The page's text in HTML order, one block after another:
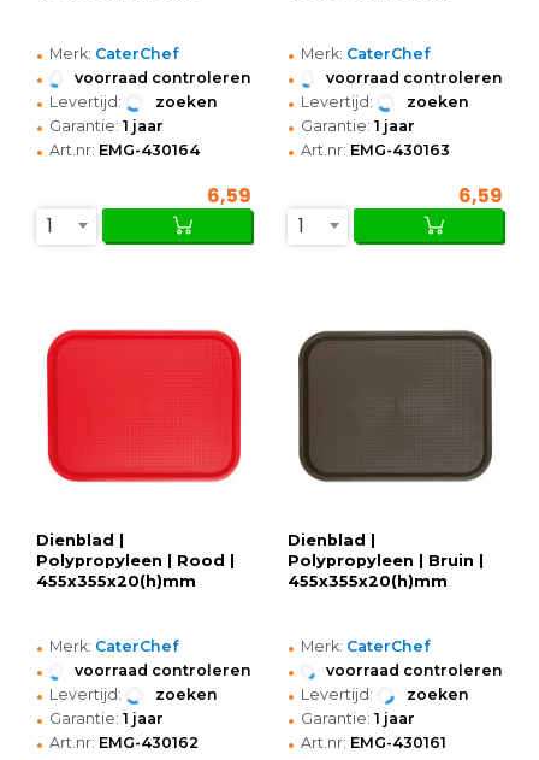
• Merk: CaterChef
• voorraad controleren
• Levertijd: zoeken
• Garantie: 1 jaar
• Art.nr: EMG-430164
6,59
1
• Merk: CaterChef
• voorraad controleren
• Levertijd: zoeken
• Garantie: 1 jaar
• Art.nr: EMG-430163
6,59
1
Dienblad |
Polypropyleen | Rood |
455x355x20(h)mm
• Merk: CaterChef
• voorraad controleren
• Levertijd: zoeken
• Garantie: 1 jaar
• Art.nr: EMG-430162
Dienblad |
Polypropyleen | Bruin |
455x355x20(h)mm
• Merk: CaterChef
• voorraad controleren
• Levertijd: zoeken
• Garantie: 1 jaar
• Art.nr: EMG-430161